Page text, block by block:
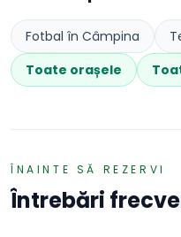
Fotbal în Câmpina
Toate orașele
ÎNAINTE SĂ REZERVI
Întrebări